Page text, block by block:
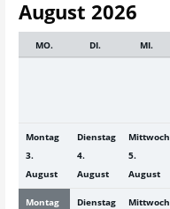
August 2026
MO. DI. MI.
Montag
3.
August
Dienstag
4.
August
Mittwoch
5.
August
Montag
Dienstag
Mittwoch